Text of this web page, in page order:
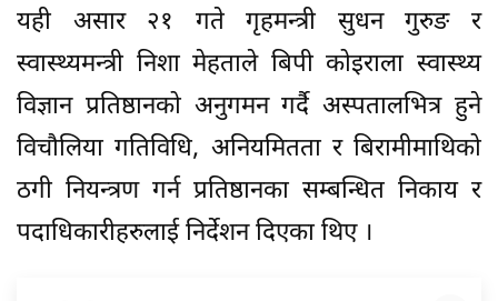
यही असार २१ गते गृहमन्त्री सुधन गुरुङ र
स्वास्थ्यमन्त्री निशा मेहताले बिपी कोइराला स्वास्थ्य
विज्ञान प्रतिष्ठानको अनुगमन गर्दै अस्पतालभित्र हुने
विचौलिया गतिविधि, अनियमितता र बिरामीमाथिको
ठगी नियन्त्रण गर्न प्रतिष्ठानका सम्बन्धित निकाय र
पदाधिकारीहरुलाई निर्देशन दिएका थिए ।